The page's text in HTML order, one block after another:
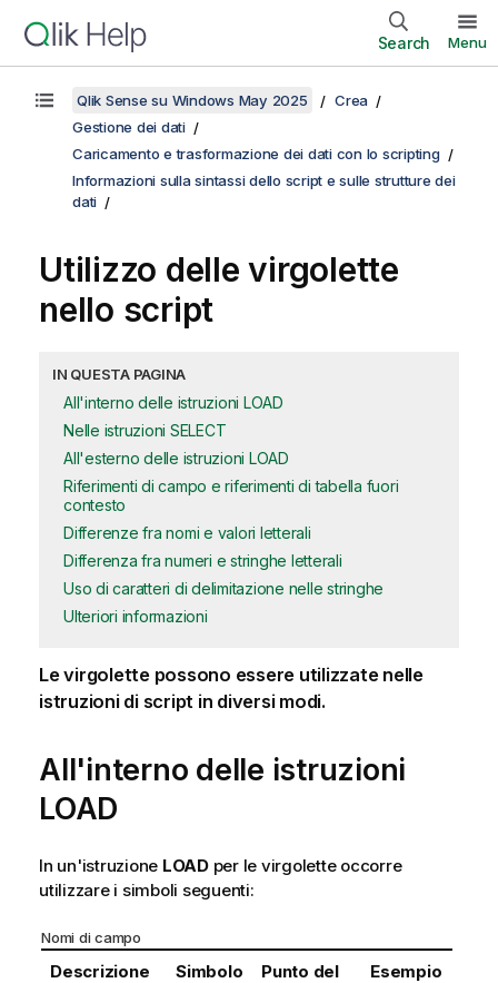
Search Menu
Qlik Sense su Windows May 2025
Crea
Gestione dei dati
Caricamento e trasformazione dei dati con lo scripting
Informazioni sulla sintassi dello script e sulle strutture dei
dati
Utilizzo delle virgolette
nello script
IN QUESTA PAGINA
All'interno delle istruzioni LOAD
Nelle istruzioni SELECT
All'esterno delle istruzioni LOAD
Riferimenti di campo e riferimenti di tabella fuori
contesto
Differenze fra nomi e valori letterali
Differenza fra numeri e stringhe letterali
Uso di caratteri di delimitazione nelle stringhe
Ulteriori informazioni
Le virgolette possono essere utilizzate nelle
istruzioni di script in diversi modi.
All'interno delle istruzioni
LOAD
In un'istruzione LOADper le virgolette occorre
utilizzare i simboli seguenti:
Nomi di campo
Descrizione Simbolo
Punto del
Esempio